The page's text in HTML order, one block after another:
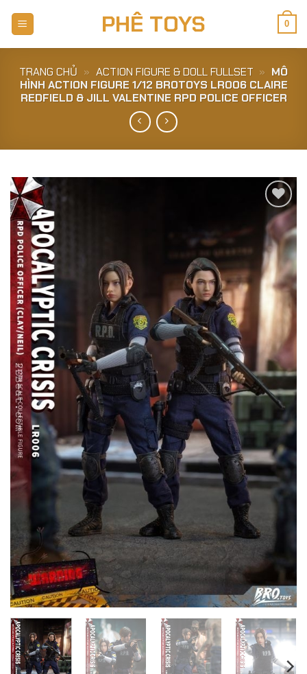
PHÊ TOYS 0
TRANG CHỦ » ACTION FIGURE & DOLL FULLSET » MÔ
HÌNH ACTION FIGURE 1/12 BROTOYS LR006 CLAIRE
REDFIELD & JILL VALENTINE RPD POLICE OFFICER
Add to
Wishlist